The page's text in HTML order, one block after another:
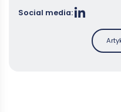
Social media: